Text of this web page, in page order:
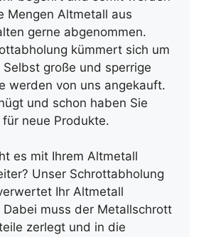
Mengen Altmetall aus
gerne abgenommen.
kümmert sich um
große und sperrige
werden von uns angekauft.
und schon haben Sie
neue Produkte.
es mit Ihrem Altmetall
Unser Schrottabholung
Ihr Altmetall
muss der Metallschrott
zerlegt und in die